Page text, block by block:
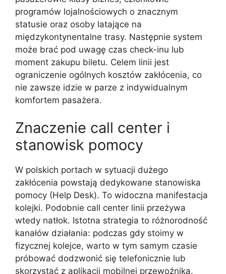
programów lojalnościowych o znacznym
statusie oraz osoby latające na
międzykontynentalne trasy. Następnie system
może brać pod uwagę czas check-inu lub
moment zakupu biletu. Celem linii jest
ograniczenie ogólnych kosztów zakłócenia, co
nie zawsze idzie w parze z indywidualnym
komfortem pasażera.
Znaczenie call center i
stanowisk pomocy
W polskich portach w sytuacji dużego
zakłócenia powstają dedykowane stanowiska
pomocy (Help Desk). To widoczna manifestacja
kolejki. Podobnie call center linii przeżywa
wtedy natłok. Istotna strategia to różnorodność
kanałów działania: podczas gdy stoimy w
fizycznej kolejce, warto w tym samym czasie
próbować dodzwonić się telefonicznie lub
skorzystać z aplikacji mobilnej przewoźnika.